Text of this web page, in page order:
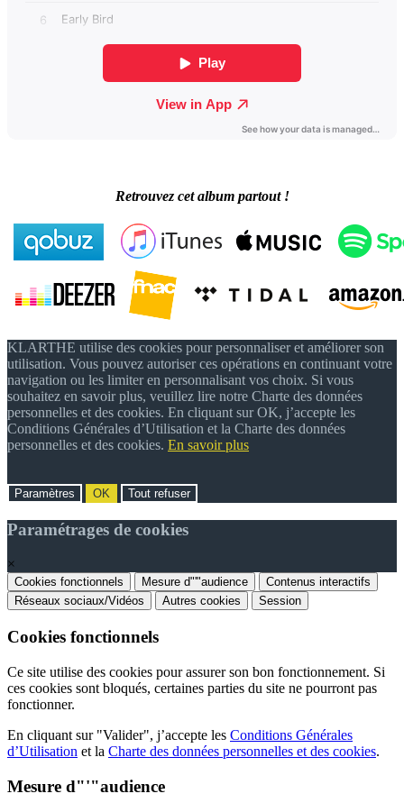
Retrouvez cet album partout !
KLARTHE utilise des cookies pour personnaliser et améliorer son
utilisation. Vous pouvez autoriser ces opérations en continuant votre
navigation ou les limiter en personnalisant vos choix. Si vous
souhaitez en savoir plus, veuillez lire notre Charte des données
personnelles et des cookies. En cliquant sur OK, j’accepte les
Conditions Générales d’Utilisation et la Charte des données
personnelles et des cookies. En savoir plus
Paramètres OK Tout refuser
Paramétrages de cookies
×
Cookies fonctionnels Mesure d"'"audience
Contenus interactifs
Réseaux sociaux/Vidéos
Autres cookies Session
Cookies fonctionnels
Ce site utilise des cookies pour assurer son bon fonctionnement. Si
ces cookies sont bloqués, certaines parties du site ne pourront pas
fonctionner.
En cliquant sur "Valider", j’accepte les Conditions Générales
d’Utilisation et la Charte des données personnelles et des cookies.
Mesure d"'"audience